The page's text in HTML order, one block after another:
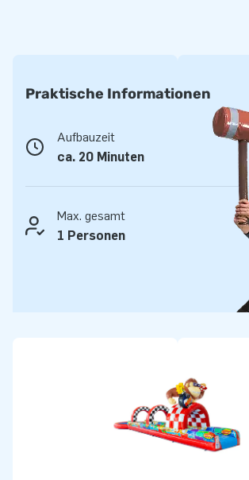
Praktische Informationen
Aufbauzeit
ca. 20 Minuten
Max. gesamt
1 Personen